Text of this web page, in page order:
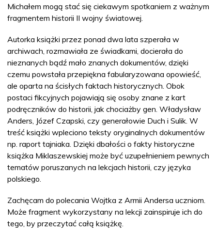
Michałem mogą stać się ciekawym spotkaniem z ważnym
fragmentem historii II wojny światowej.
Autorka książki przez ponad dwa lata szperała w
archiwach, rozmawiała ze świadkami, docierała do
nieznanych bądź mało znanych dokumentów, dzięki
czemu powstała przepiękna fabularyzowana opowieść,
ale oparta na ścisłych faktach historycznych. Obok
postaci fikcyjnych pojawiają się osoby znane z kart
podręczników do historii, jak chociażby gen. Władysław
Anders, Józef Czapski, czy generałowie Duch i Sulik. W
treść książki wpleciono teksty oryginalnych dokumentów
np. raport tajniaka. Dzięki dbałości o fakty historyczne
książka Miklaszewskiej może być uzupełnieniem pewnych
tematów poruszanych na lekcjach historii, czy języka
polskiego.
Zachęcam do polecania Wojtka z Armii Andersa uczniom.
Może fragment wykorzystany na lekcji zainspiruje ich do
tego, by przeczytać całą książkę.